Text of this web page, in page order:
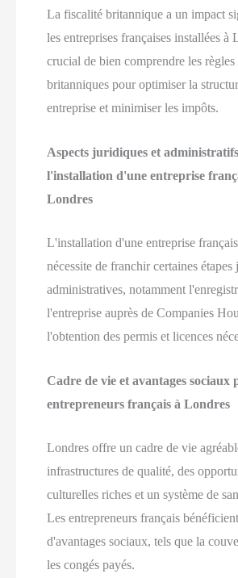
La fiscalité britannique a un impact
les entreprises françaises installées à
crucial de bien comprendre les règles
britanniques pour optimiser la
entreprise et minimiser les impôts.
Aspects juridiques et
l'installation d'une entreprise
Londres
L'installation d'une entreprise
nécessite de franchir certaines
administratives, notamment
l'entreprise auprès de Companies
l'obtention des permis et licences
Cadre de vie et avantages sociaux
entrepreneurs français à Londres
Londres offre un cadre de vie
infrastructures de qualité, des
culturelles riches et un système de
Les entrepreneurs français
d'avantages sociaux, tels que la
les congés payés.